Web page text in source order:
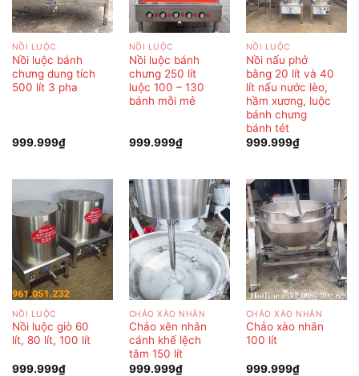
NỒI LUỘC
Nồi luộc bánh
chưng dung tích
500 lít 3 pha
999.999₫
NỒI LUỘC
Nồi luộc bánh
chưng 250 lít
luộc 100 – 130
bánh mỗi mẻ
999.999₫
NỒI LUỘC
Nồi nấu phở
bằng 20 lít và 40
lít nấu nước lèo,
hầm xương, luộc
bánh chưng
bánh tét
999.999₫
NỒI LUỘC
Nồi luộc giò 60
lít, 80 lít, 100 lít
999.999₫
CHẢO XÀO NHÂN
Chảo xên nhân
cánh khế lệch
tâm 150 lít
999.999₫
CHẢO XÀO NHÂN
Chảo xào nhân
100 lít
999.999₫